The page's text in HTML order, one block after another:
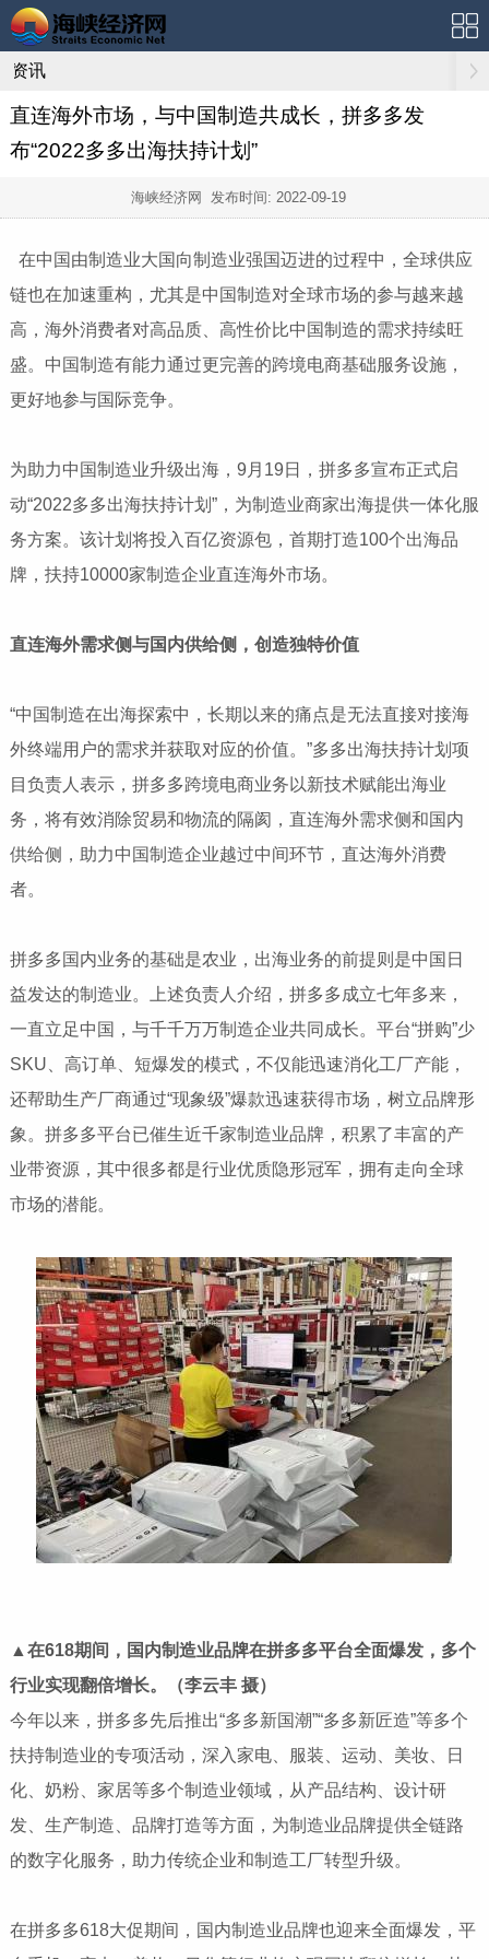
资讯
直连海外市场，与中国制造共成长，拼多多发
布“2022多多出海扶持计划”
海峡经济网 发布时间: 2022-09-19
在中国由制造业大国向制造业强国迈进的过程中，全球供应
链也在加速重构，尤其是中国制造对全球市场的参与越来越
高，海外消费者对高品质、高性价比中国制造的需求持续旺
盛。中国制造有能力通过更完善的跨境电商基础服务设施，
更好地参与国际竞争。
为助力中国制造业升级出海，9月19日，拼多多宣布正式启
动“2022多多出海扶持计划”，为制造业商家出海提供一体化服
务方案。该计划将投入百亿资源包，首期打造100个出海品
牌，扶持10000家制造企业直连海外市场。
直连海外需求侧与国内供给侧，创造独特价值
“中国制造在出海探索中，长期以来的痛点是无法直接对接海
外终端用户的需求并获取对应的价值。”多多出海扶持计划项
目负责人表示，拼多多跨境电商业务以新技术赋能出海业
务，将有效消除贸易和物流的隔阂，直连海外需求侧和国内
供给侧，助力中国制造企业越过中间环节，直达海外消费
者。
拼多多国内业务的基础是农业，出海业务的前提则是中国日
益发达的制造业。上述负责人介绍，拼多多成立七年多来，
一直立足中国，与千千万万制造企业共同成长。平台“拼购”少
SKU、高订单、短爆发的模式，不仅能迅速消化工厂产能，
还帮助生产厂商通过“现象级”爆款迅速获得市场，树立品牌形
象。拼多多平台已催生近千家制造业品牌，积累了丰富的产
业带资源，其中很多都是行业优质隐形冠军，拥有走向全球
市场的潜能。
▲在618期间，国内制造业品牌在拼多多平台全面爆发，多个
行业实现翻倍增长。（李云丰 摄）
今年以来，拼多多先后推出“多多新国潮”“多多新匠造”等多个
扶持制造业的专项活动，深入家电、服装、运动、美妆、日
化、奶粉、家居等多个制造业领域，从产品结构、设计研
发、生产制造、品牌打造等方面，为制造业品牌提供全链路
的数字化服务，助力传统企业和制造工厂转型升级。
在拼多多618大促期间，国内制造业品牌也迎来全面爆发，平